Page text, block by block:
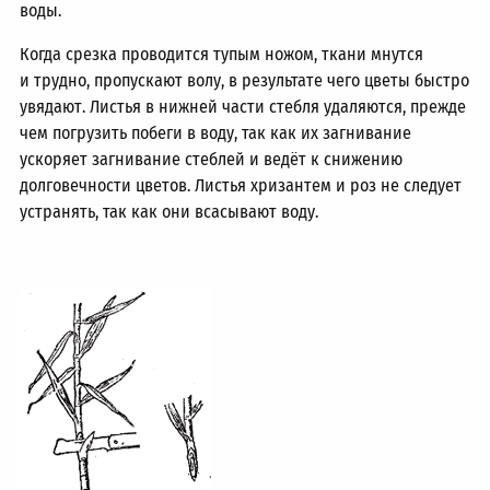
воды.
Когда срезка проводится тупым ножом, ткани мнутся
и трудно, пропускают волу, в результате чего цветы быстро
увядают. Листья в нижней части стебля удаляются, прежде
чем погрузить побеги в воду, так как их загнивание
ускоряет загнивание стеблей и ведёт к снижению
долговечности цветов. Листья хризантем и роз не следует
устранять, так как они всасывают воду.